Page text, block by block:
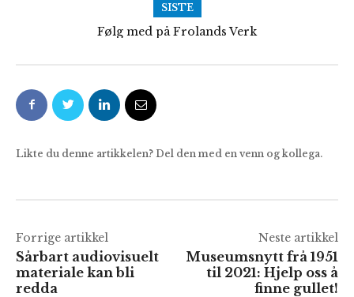
SISTE
Følg med på Frolands Verk
Likte du denne artikkelen? Del den med en venn og kollega.
Forrige artikkel
Sårbart audiovisuelt
materiale kan bli
redda
Neste artikkel
Museumsnytt frå 1951
til 2021: Hjelp oss å
finne gullet!